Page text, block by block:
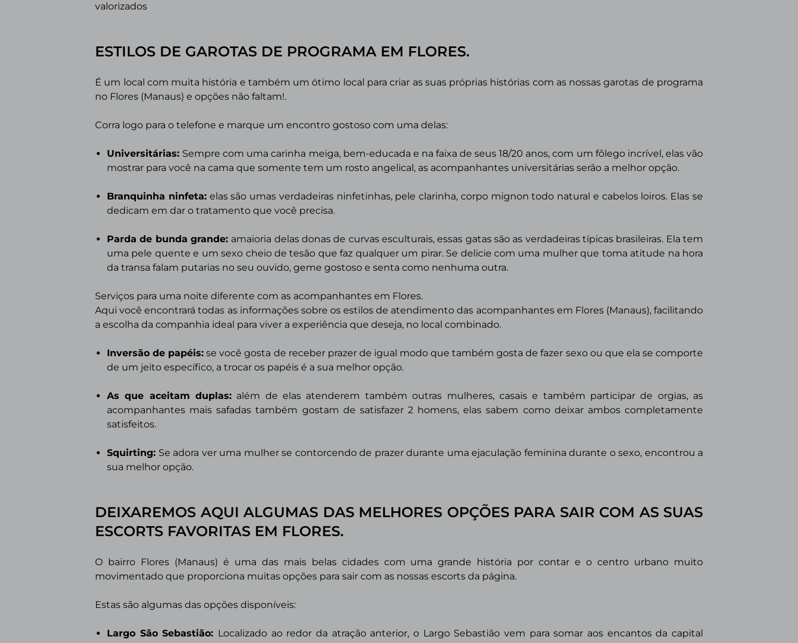
valorizados
ESTILOS DE GAROTAS DE PROGRAMA EM FLORES.
É um local com muita história e também um ótimo local para criar as suas próprias histórias com as nossas garotas de programa
no Flores (Manaus) e opções não faltam!.
Corra logo para o telefone e marque um encontro gostoso com uma delas:
Universitárias: Sempre com uma carinha meiga, bem-educada e na faixa de seus 18/20 anos, com um fôlego incrível, elas vão
mostrar para você na cama que somente tem um rosto angelical, as acompanhantes universitárias serão a melhor opção.
Branquinha ninfeta:elas são umas verdadeiras ninfetinhas, pele clarinha, corpo mignon todo natural e cabelos loiros. Elas se
dedicam em dar o tratamento que você precisa.
Parda de bunda grande: amaioria delas donas de curvas esculturais, essas gatas são as verdadeiras típicas brasileiras. Ela tem
uma pele quente e um sexo cheio de tesão que faz qualquer um pirar. Se delicie com uma mulher que toma atitude na hora
da transa falam putarias no seu ouvido, geme gostoso e senta como nenhuma outra.
Serviços para uma noite diferente com as acompanhantes em Flores.
Aqui você encontrará todas as informações sobre os estilos de atendimento das acompanhantes em Flores (Manaus), facilitando
a escolha da companhia ideal para viver a experiência que deseja, no local combinado.
Inversão de papéis: se você gosta de receber prazer de igual modo que também gosta de fazer sexo ou que ela se comporte
de um jeito específico, a trocar os papéis é a sua melhor opção.
As que aceitam duplas: além de elas atenderem também outras mulheres, casais e também participar de orgias, as
acompanhantes mais safadas também gostam de satisfazer 2 homens, elas sabem como deixar ambos completamente
satisfeitos.
Squirting: Se adora ver uma mulher se contorcendo de prazer durante uma ejaculação feminina durante o sexo, encontrou a
sua melhor opção.
DEIXAREMOS AQUI ALGUMAS DAS MELHORES OPÇÕES PARA SAIR COM AS SUAS
ESCORTS FAVORITAS EM FLORES.
O bairro Flores (Manaus) é uma das mais belas cidades com uma grande história por contar e o centro urbano muito
movimentado que proporciona muitas opções para sair com as nossas escorts da página.
Estas são algumas das opções disponíveis:
Largo São Sebastião: Localizado ao redor da atração anterior, o Largo Sebastião vem para somar aos encantos da capital